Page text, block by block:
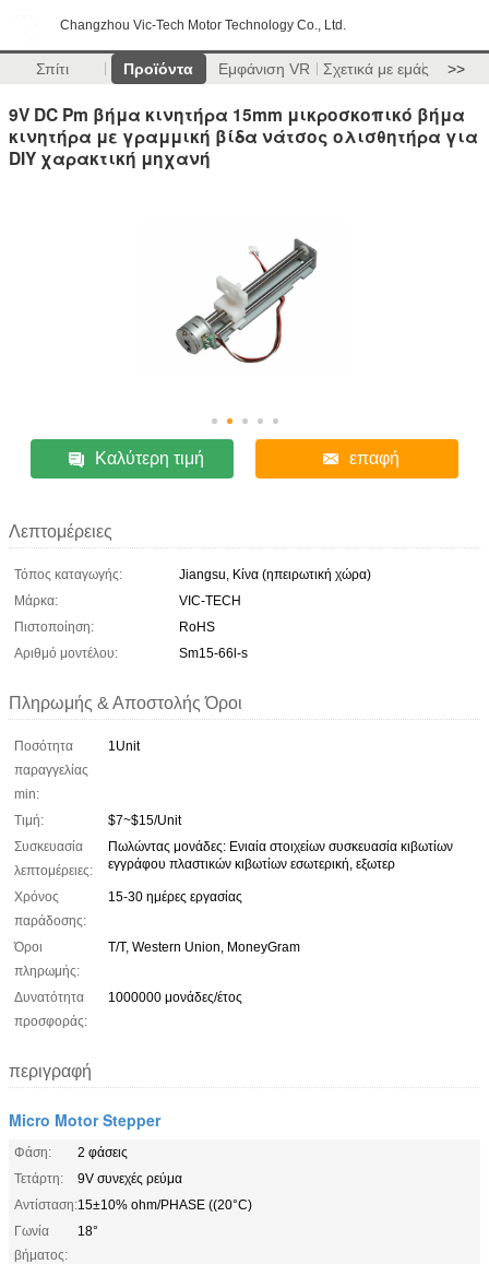
Changzhou Vic-Tech Motor Technology Co., Ltd.
Σπίτι Προϊόντα Εμφάνιση VR Σχετικά με εμάς >>
9V DC Pm βήμα κινητήρα 15mm μικροσκοπικό βήμα
κινητήρα με γραμμική βίδα νάτσος ολισθητήρα για
DIY χαρακτική μηχανή
Καλύτερη τιμή επαφή
Λεπτομέρειες
Τόπος καταγωγής:
Jiangsu, Κίνα (ηπειρωτική χώρα)
Μάρκα:
VIC-TECH
Πιστοποίηση:
RoHS
Αριθμό μοντέλου:
Sm15-66l-s
Πληρωμής & Αποστολής Όροι
Ποσότητα
παραγγελίας
min:
1Unit
Τιμή:
$7~$15/Unit
Συσκευασία
λεπτομέρειες:
Πωλώντας μονάδες: Ενιαία στοιχείων συσκευασία κιβωτίων
εγγράφου πλαστικών κιβωτίων εσωτερική, εξωτερ
Χρόνος
παράδοσης:
15-30 ημέρες εργασίας
Όροι
πληρωμής:
T/T, Western Union, MoneyGram
Δυνατότητα
προσφοράς:
1000000 μονάδες/έτος
περιγραφή
Micro Motor Stepper
Φάση:
2 φάσεις
Τετάρτη:
9V συνεχές ρεύμα
Αντίσταση:15±10% ohm/PHASE ((20°C)
Γωνία
βήματος:
18°